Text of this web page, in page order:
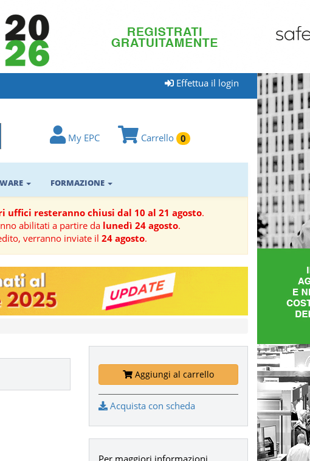
Effettua il login
My EPC Carrello 0
FORMAZIONE
uffici resteranno chiusi dal 10 al 21 agosto.
abilitati a partire da lunedì 24 agosto.
verranno inviate il 24 agosto.
Aggiungi al carrello
Acquista con scheda